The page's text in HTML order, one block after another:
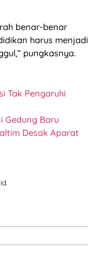
benar-benar
harus menjadi
pungkasnya.
Tak Pengaruhi
Gedung Baru
Desak Aparat